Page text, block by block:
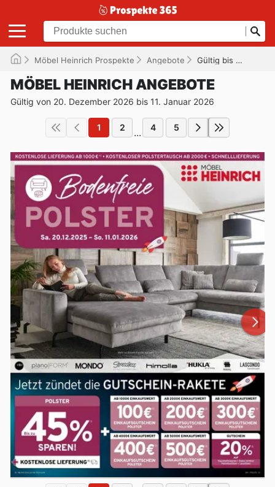
Möbel Heinrich Prospekte Angebote Gültig bis 11.01.2026
MÖBEL HEINRICH ANGEBOTE
Gültig von 20. Dezember 2026 bis 11. Januar 2026
1 2 ... 4 5